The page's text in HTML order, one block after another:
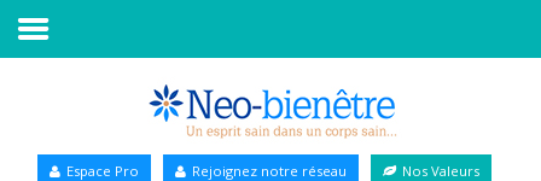
Annuaire Bien-être
Espace Pro Rejoignez notre réseau Nos Valeurs